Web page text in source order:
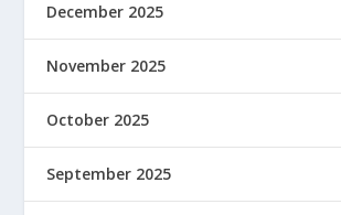
December 2025
November 2025
October 2025
September 2025